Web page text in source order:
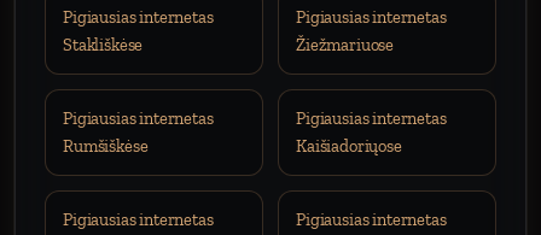
Pigiausias internetas
Stakliškėse
Pigiausias internetas
Žiežmariuose
Pigiausias internetas
Rumšiškėse
Pigiausias internetas
Kaišiadoriųose
Pigiausias internetas
Pigiausias internetas